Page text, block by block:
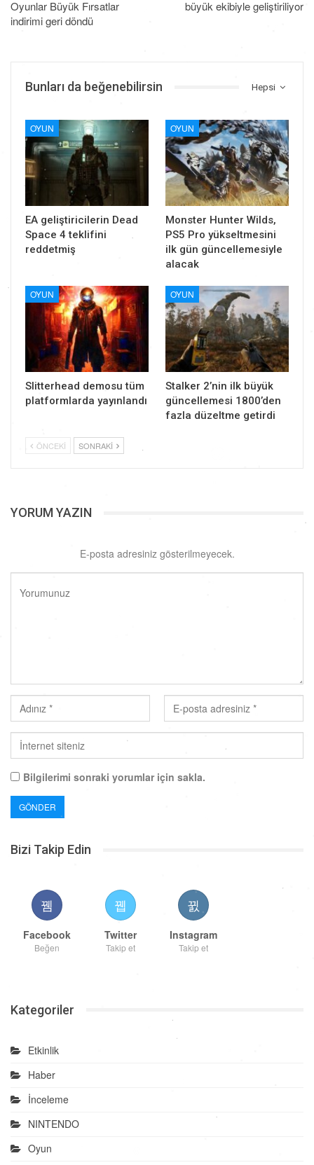
Oyunlar Büyük Fırsatlar
indirimi geri döndü
büyük ekibiyle geliştiriliyor
Hepsi
Bunları da beğenebilirsin
OYUN
EA geliştiricilerin Dead
Space 4 teklifini
reddetmiş
OYUN
Monster Hunter Wilds,
PS5 Pro yükseltmesini
ilk gün güncellemesiyle
alacak
OYUN
Slitterhead demosu tüm
platformlarda yayınlandı
OYUN
Stalker 2’nin ilk büyük
güncellemesi 1800’den
fazla düzeltme getirdi
ÖNCEKI SONRAKI
YORUM YAZIN
E-posta adresiniz gösterilmeyecek.
Bilgilerimi sonraki yorumlar için sakla.
Bizi Takip Edin
Facebook
Beğen
Twitter
Takip et
Instagram
Takip et
Kategoriler
Etkinlik
Haber
İnceleme
NINTENDO
Oyun